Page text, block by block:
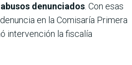
denunciados . Con esas
en la Comisaría Primera
intervención la fiscalía